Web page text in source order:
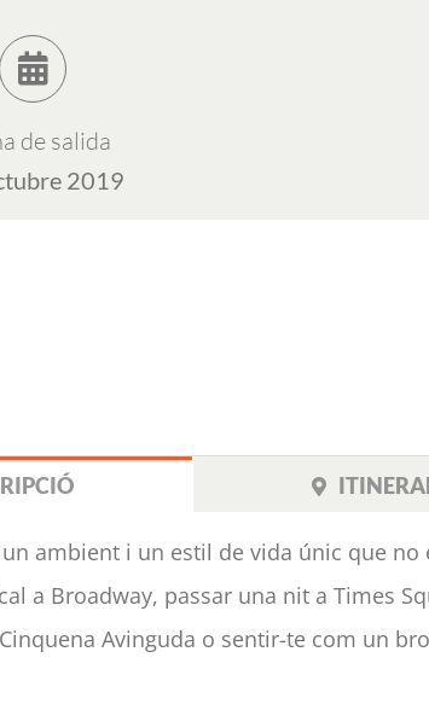
de salida
2019
ambient i un estil de vida únic que
a Broadway, passar una nit a Times
Avinguda o sentir-te com un